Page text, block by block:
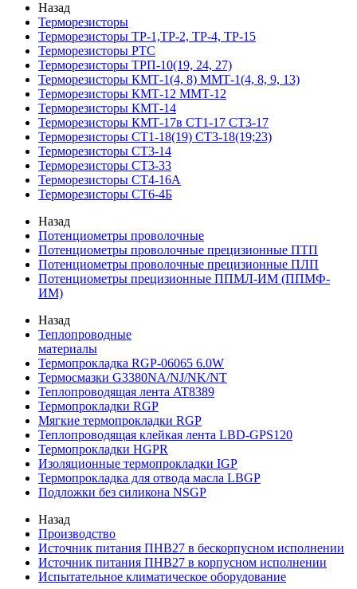
Назад
Терморезисторы
Терморезисторы ТР-1,ТР-2, ТР-4, ТР-15
Терморезисторы РТС
Терморезисторы ТРП-10(19, 24, 27)
Терморезисторы КМТ-1(4, 8) ММТ-1(4, 8, 9, 13)
Терморезисторы КМТ-12 ММТ-12
Терморезисторы КМТ-14
Терморезисторы КМТ-17в СТ1-17 СТ3-17
Терморезисторы СТ1-18(19) СТ3-18(19;23)
Терморезисторы СТ3-14
Терморезисторы СТ3-33
Терморезисторы СТ4-16А
Терморезисторы СТ6-4Б
Назад
Потенциометры проволочные
Потенциометры проволочные прецизионные ПТП
Потенциометры проволочные прецизионные ПЛП
Потенциометры прецизионные ППМЛ-ИМ (ППМФ-
ИМ)
Назад
Теплопроводные
материалы
Термопрокладка RGP-06065 6.0W
Термосмазки G3380NA/NJ/NK/NT
Теплопроводящая лента AT8389
Термопрокладки RGP
Мягкие термопрокладки RGP
Теплопроводящая клейкая лента LBD-GPS120
Термопрокладки HGPR
Изоляционные термопрокладки IGP
Термопрокладка для отвода масла LBGP
Подложки без силикона NSGP
Назад
Производство
Источник питания ПНВ27 в бескорпусном исполнении
Источник питания ПНВ27 в корпусном исполнении
Испытательное климатическое оборудование